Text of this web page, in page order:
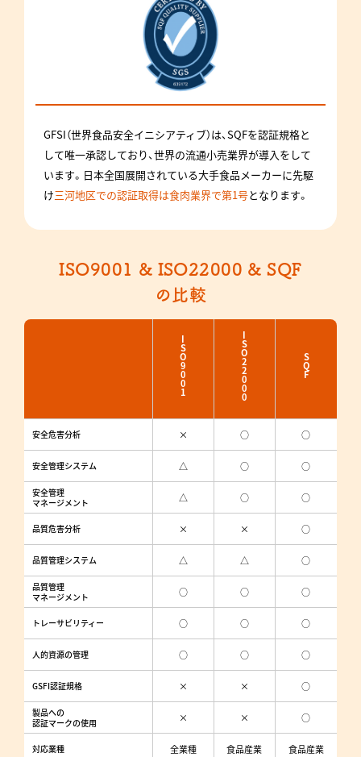
GFSI（世界食品安全イニシアティブ）は、SQFを認証規格と
して唯一承認しており、世界の流通小売業界が導入をして
います。日本全国展開されている大手食品メーカーに先駆
け三河地区での認証取得は食肉業界で第1号となります。
ISO9001 & ISO22000 & SQF
の比較
ISO9001 ISO22000 SQF
安全危害分析 × ○ ○
安全管理システム △ ○ ○
安全管理
マネージメント
△ ○ ○
品質危害分析 × × ○
品質管理システム △ △ ○
品質管理
マネージメント
○ ○ ○
トレーサビリティー ○ ○ ○
人的資源の管理 ○ ○ ○
GSFI認証規格 × × ○
製品への
認証マークの使用
× × ○
対応業種 全業種 食品産業 食品産業